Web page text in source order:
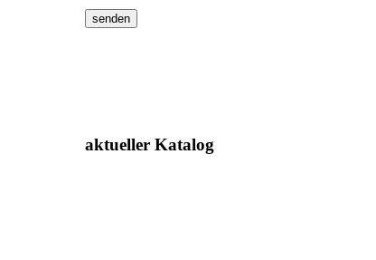
senden
aktueller Katalog